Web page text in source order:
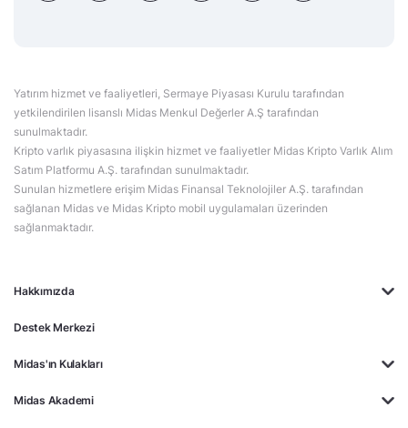
Hakkımızda
Destek Merkezi
Midas'ın Kulakları
Midas Akademi
Yatırım hizmet ve faaliyetleri, Sermaye Piyasası Kurulu tarafından
yetkilendirilen lisanslı Midas Menkul Değerler A.Ş tarafından
sunulmaktadır.
Kripto varlık piyasasına ilişkin hizmet ve faaliyetler Midas Kripto Varlık Alım
Satım Platformu A.Ş. tarafından sunulmaktadır.
Sunulan hizmetlere erişim Midas Finansal Teknolojiler A.Ş. tarafından
sağlanan Midas ve Midas Kripto mobil uygulamaları üzerinden
sağlanmaktadır.